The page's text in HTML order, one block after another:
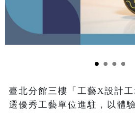
臺北分館三樓「工藝X設計
選優秀工藝單位進駐，以體